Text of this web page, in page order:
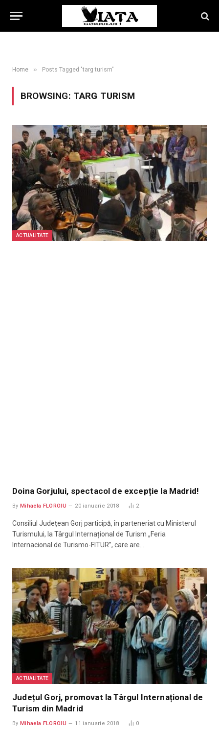
Home » Posts Tagged "targ turism"
BROWSING: TARG TURISM
ACTUALITATE
Doina Gorjului, spectacol de excepție la Madrid!
By Mihaela FLOROIU 20 ianuarie 2018 2
Consiliul Județean Gorj participă, în parteneriat cu Ministerul
Turismului, la Târgul Internațional de Turism „Feria
Internacional de Turismo-FITUR”, care are…
ACTUALITATE
Județul Gorj, promovat la Târgul Internațional de
Turism din Madrid
By Mihaela FLOROIU 11 ianuarie 2018 0